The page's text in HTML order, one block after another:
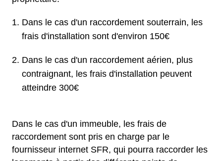
Dans le cas d'un raccordement souterrain, les
frais d'installation sont d'environ 150€
Dans le cas d'un raccordement aérien, plus
contraignant, les frais d'installation peuvent
atteindre 300€
Dans le cas d'un immeuble, les frais de
raccordement sont pris en charge par le
fournisseur internet SFR, qui pourra raccorder les